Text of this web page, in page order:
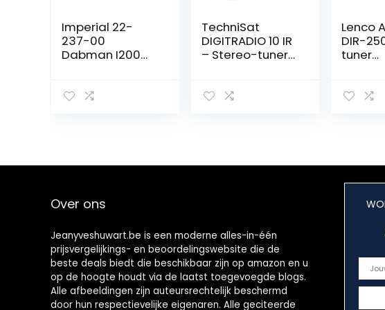
Imperial 22-
237-00
Dabman I200
Speler, Wit
TechniSat
DIGITRADIO 10 IR
– Stereo-tuner
DAB+, WLAN,
perfecte
Lenco
DIR-
tuner
met
ing en
zwart
Over ons
Jeanyveshuwart.be is een moderne alles-in-één
prijsvergelijkings- en beoordelingswebsite die de
beste deals biedt die beschikbaar zijn op amazon en u
op de hoogte houdt via de laatst toegevoegde blogs.
Alle afbeeldingen zijn auteursrechtelijk beschermd
door hun respectievelijke eigenaren. Alle geciteerde